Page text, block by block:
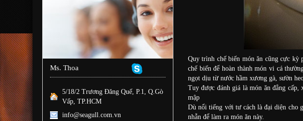
Ms. Thoa
5/18/2 Trương Đăng Quế, P.1, Q.Gò
Vấp, TP.HCM
info@seagull.com.vn
Quy trình chế biến món ăn cũng cực kỳ
chế biến để hoàn thành món vi cá
ngọt dịu từ nước hầm xương gà, sườn
Tuy được đánh giá là món ăn đẳng
mập
Dù nổi tiếng với tư cách là đại diện cho
nhẫn để làm ra món ăn này.